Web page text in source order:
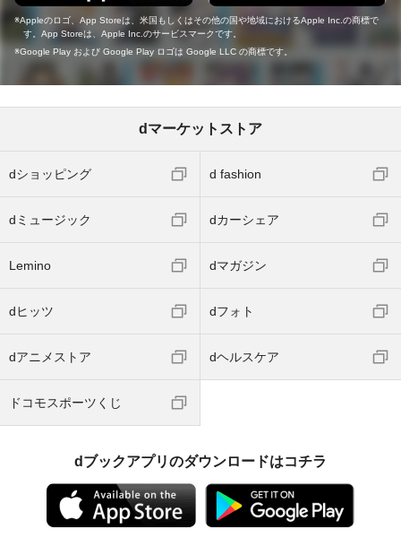
Appleのロゴ、App Storeは、米国もしくはその他の国や地域におけるApple Inc.の商標で
す。App Storeは、Apple Inc.のサービスマークです。
Google Play および Google Play ロゴは Google LLC の商標です。
dマーケットストア
dショッピング d fashion
dミュージック dカーシェア
Lemino dマガジン
dヒッツ dフォト
dアニメストア dヘルスケア
ドコモスポーツくじ
dブックアプリのダウンロードはコチラ